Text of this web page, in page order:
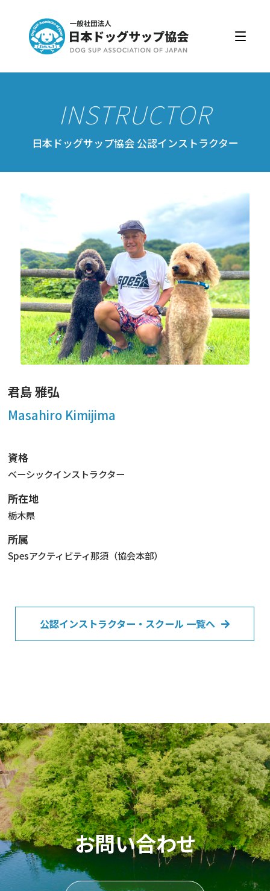
入会・更新
公認スクール・インストラクター
公認スクール案内
資格取得・協会規約
ドッグサップをはじめよう
ニュース
フォト＆ムービー
お問い合わせ
日本ドッグサップ協会 公認インストラクター
君島 雅弘
Masahiro Kimijima
資格
ベーシックインストラクター
所在地
栃木県
所属
Spesアクティビティ那須（協会本部）
公認インストラクター・スクール 一覧へ
お問い合わせ